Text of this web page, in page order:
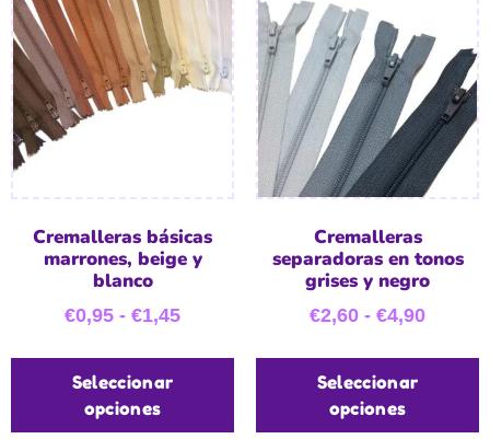
Cremalleras básicas
marrones, beige y
blanco
€0,95 - €1,45
Seleccionar
opciones
Cremalleras
separadoras en tonos
grises y negro
€2,60 - €4,90
Seleccionar
opciones